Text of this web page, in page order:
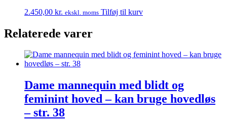
2.450,00 kr. ekskl. moms Tilføj til kurv
Relaterede varer
Dame mannequin med blidt og
feminint hoved – kan bruge hovedløs
– str. 38